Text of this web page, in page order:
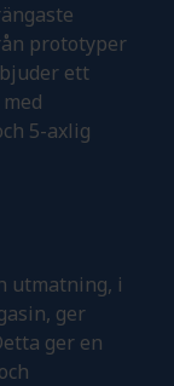
prototyper
ett
5-axlig
utmatning, i
ger
ger en